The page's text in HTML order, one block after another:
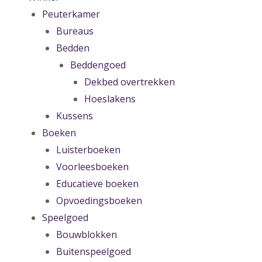
Peuterkamer
Bureaus
Bedden
Beddengoed
Dekbed overtrekken
Hoeslakens
Kussens
Boeken
Luisterboeken
Voorleesboeken
Educatieve boeken
Opvoedingsboeken
Speelgoed
Bouwblokken
Buitenspeelgoed